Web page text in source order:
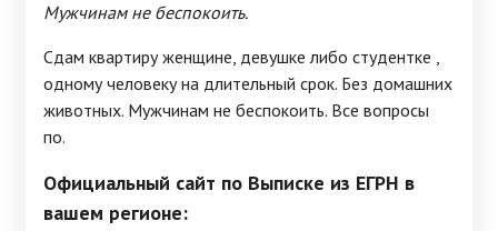
Мужчинам не беспокоить.
Сдам квартиру женщине, девушке либо студентке ,
одному человеку на длительный срок. Без домашних
животных. Мужчинам не беспокоить. Все вопросы
по.
Официальный сайт по Выписке из ЕГРН в
вашем регионе: